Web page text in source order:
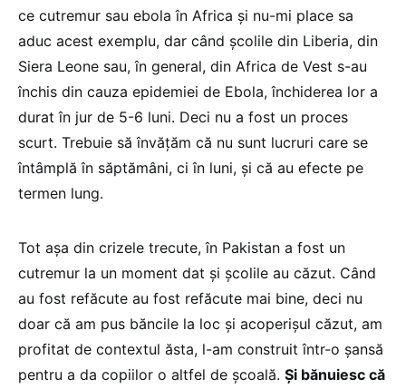
ce cutremur sau ebola în Africa și nu-mi place sa
aduc acest exemplu, dar când școlile din Liberia, din
Siera Leone sau, în general, din Africa de Vest s-au
închis din cauza epidemiei de Ebola, închiderea lor a
durat în jur de 5-6 luni. Deci nu a fost un proces
scurt. Trebuie să învățăm că nu sunt lucruri care se
întâmplă în săptămâni, ci în luni, și că au efecte pe
termen lung.
Tot așa din crizele trecute, în Pakistan a fost un
cutremur la un moment dat și școlile au căzut. Când
au fost refăcute au fost refăcute mai bine, deci nu
doar că am pus băncile la loc și acoperișul căzut, am
profitat de contextul ăsta, l-am construit într-o șansă
pentru a da copiilor o altfel de școală. Și bănuiesc că